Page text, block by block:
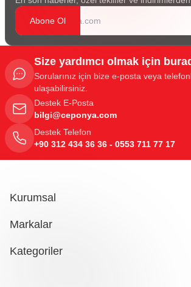
Abone Ol
Size yardımcı olmak için
Sorularınız için bize e-posta veya
ulaşabilirsiniz.
Destek E-Posta
bilgi@ceponya.com
Destek Telefon
+90 312 434 36 36 - 0553 711 77 17
Kurumsal
Markalar
Kategoriler